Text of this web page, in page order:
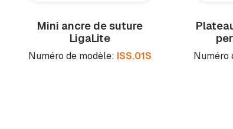
Mini ancre de suture
LigaLite
Numéro de modèle: ISS.01S Numéro